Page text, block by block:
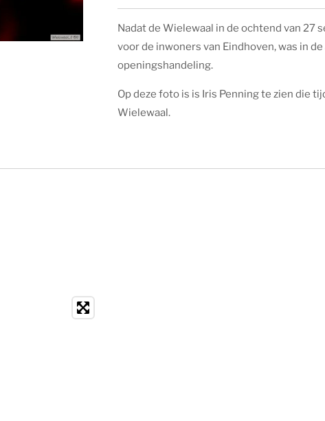
Nadat de Wielewaal in de ochtend van 27
voor de inwoners van Eindhoven, was in
openingshandeling.
Op deze foto is is Iris Penning te zien die
Wielewaal.